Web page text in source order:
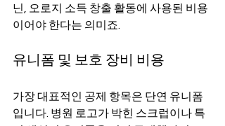
닌, 오로지 소득 창출 활동에 사용된 비용
이어야 한다는 의미죠.
유니폼 및 보호 장비 비용
가장 대표적인 공제 항목은 단연 유니폼
입니다. 병원 로고가 박힌 스크럽이나 특